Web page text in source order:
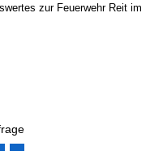
zur Feuerwehr Reit im